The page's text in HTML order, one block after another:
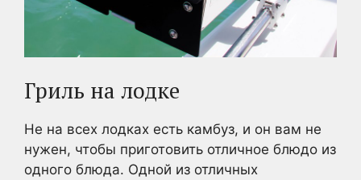
Гриль на лодке
Не на всех лодках есть камбуз, и он вам не
нужен, чтобы приготовить отличное блюдо из
одного блюда. Одной из отличных